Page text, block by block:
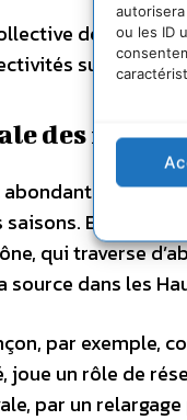
ou les ID
de la
sur la
des
en
Elle est
qui traverse
source dans les
par exemple,
un rôle de
par un